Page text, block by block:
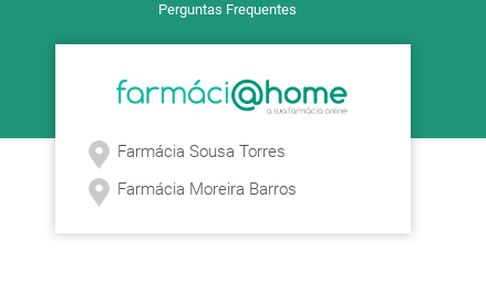
Perguntas Frequentes
Farmácia Sousa Torres
Farmácia Moreira Barros